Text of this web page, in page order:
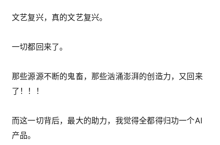
文艺复兴，真的文艺复兴。
一切都回来了。
那些源源不断的鬼畜，那些汹涌澎湃的创造力，又回来
了！！！
而这一切背后，最大的助力，我觉得全都得归功一个AI
产品。